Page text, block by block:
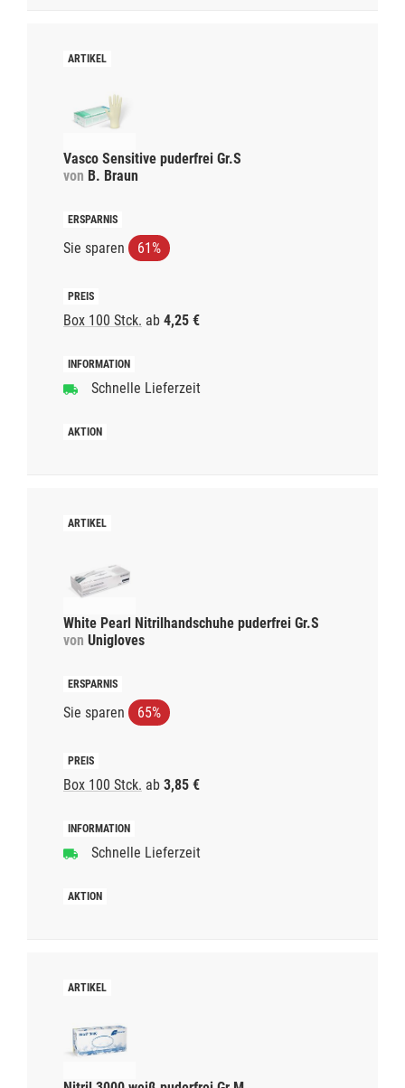
Vasco Sensitive puderfrei Gr.S
von B. Braun
Sie sparen 61%
Box 100 Stck. ab 4,25 €
Schnelle Lieferzeit
White Pearl Nitrilhandschuhe puderfrei Gr.S
von Unigloves
Sie sparen 65%
Box 100 Stck. ab 3,85 €
Schnelle Lieferzeit